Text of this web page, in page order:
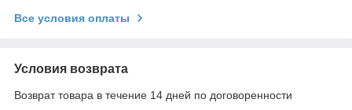
Все условия оплаты
Условия возврата
Возврат товара в течение 14 дней по договоренности